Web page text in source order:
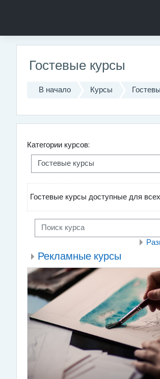
Гостевые курсы
В начало Курсы
Категории курсов:
Гостевые курсы доступные для всех
Поиск курса
Рекламные курсы